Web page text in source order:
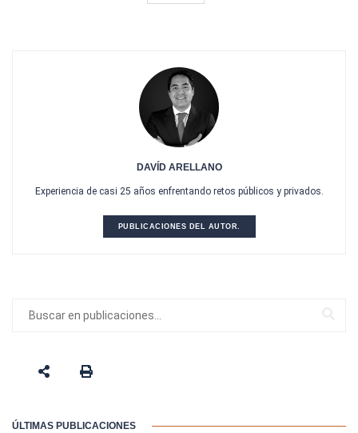
DAVÍD ARELLANO
Experiencia de casi 25 años enfrentando retos públicos y privados.
PUBLICACIONES DEL AUTOR.
ÚLTIMAS PUBLICACIONES